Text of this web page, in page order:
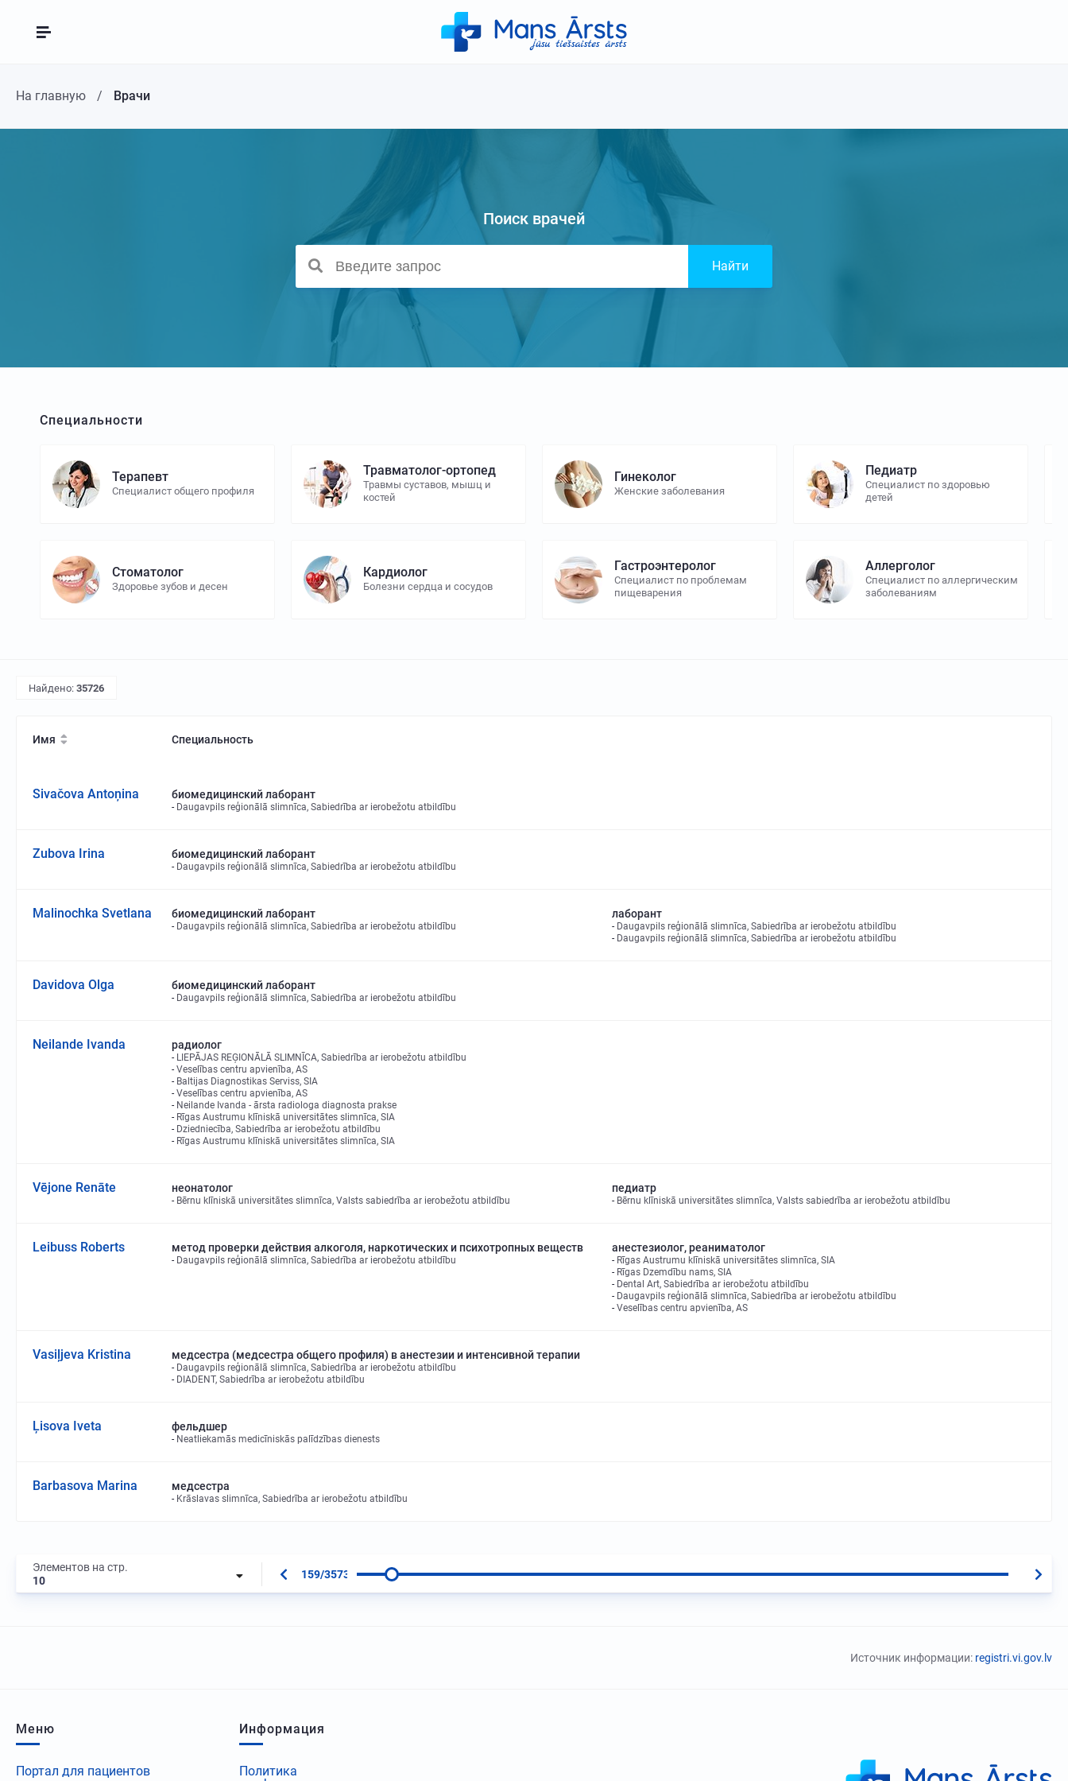
На главную Врачи
Поиск врачей
Найти
Специальности
Терапевт
Специалист общего профиля
Травматолог-ортопед
Травмы суставов, мышц и
костей
Гинеколог
Женские заболевания
Педиатр
Специалист по здоровью
детей
Стоматолог
Здоровье зубов и десен
Кардиолог
Болезни сердца и сосудов
Гастроэнтеролог
Специалист по проблемам
пищеварения
Аллерголог
Специалист по аллергическим
заболеваниям
Найдено: 35726
Имя Специальность
Sivačova Antoņina биомедицинский лаборант
Daugavpils reģionālā slimnīca, Sabiedrība ar ierobežotu atbildību
Zubova Irina биомедицинский лаборант
Daugavpils reģionālā slimnīca, Sabiedrība ar ierobežotu atbildību
Malinochka Svetlana биомедицинский лаборант
Daugavpils reģionālā slimnīca, Sabiedrība ar ierobežotu atbildību
лаборант
Daugavpils reģionālā slimnīca, Sabiedrība ar ierobežotu atbildību
Daugavpils reģionālā slimnīca, Sabiedrība ar ierobežotu atbildību
Davidova Olga биомедицинский лаборант
Daugavpils reģionālā slimnīca, Sabiedrība ar ierobežotu atbildību
Neilande Ivanda радиолог
LIEPĀJAS REĢIONĀLĀ SLIMNĪCA, Sabiedrība ar ierobežotu atbildību
Veselības centru apvienība, AS
Baltijas Diagnostikas Serviss, SIA
Veselības centru apvienība, AS
Neilande Ivanda - ārsta radiologa diagnosta prakse
Rīgas Austrumu klīniskā universitātes slimnīca, SIA
Dziedniecība, Sabiedrība ar ierobežotu atbildību
Rīgas Austrumu klīniskā universitātes slimnīca, SIA
Vējone Renāte неонатолог
Bērnu klīniskā universitātes slimnīca, Valsts sabiedrība ar ierobežotu atbildību
педиатр
Bērnu klīniskā universitātes slimnīca, Valsts sabiedrība ar ierobežotu atbildību
Leibuss Roberts метод проверки действия алкоголя, наркотических и психотропных веществ
Daugavpils reģionālā slimnīca, Sabiedrība ar ierobežotu atbildību
анестезиолог, реаниматолог
Rīgas Austrumu klīniskā universitātes slimnīca, SIA
Rīgas Dzemdību nams, SIA
Dental Art, Sabiedrība ar ierobežotu atbildību
Daugavpils reģionālā slimnīca, Sabiedrība ar ierobežotu atbildību
Veselības centru apvienība, AS
Vasiļjeva Kristina медсестра (медсестра общего профиля) в анестезии и интенсивной терапии
Daugavpils reģionālā slimnīca, Sabiedrība ar ierobežotu atbildību
DIADENT, Sabiedrība ar ierobežotu atbildību
Ļisova Iveta фельдшер
Neatliekamās medicīniskās palīdzības dienests
Barbasova Marina медсестра
Krāslavas slimnīca, Sabiedrība ar ierobežotu atbildību
Элементов на стр.
10
159/3573
Источник информации: registri.vi.gov.lv
Меню
Портал для пациентов
Информация
Политика